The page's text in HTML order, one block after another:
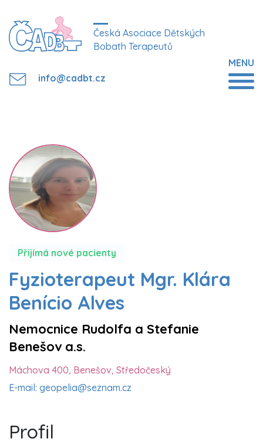
Česká Asociace Dětských
Bobath Terapeutů
info@cadbt.cz
MENU
Přijímá nové pacienty
Fyzioterapeut Mgr. Klára
Benício Alves
Nemocnice Rudolfa a Stefanie
Benešov a.s.
Máchova 400, Benešov, Středočeský
E-mail: geopelia@seznam.cz
Profil